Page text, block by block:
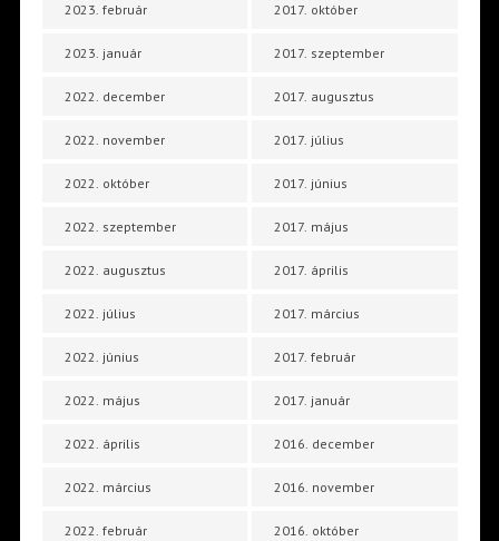
2023. február
2023. január
2022. december
2022. november
2022. október
2022. szeptember
2022. augusztus
2022. július
2022. június
2022. május
2022. április
2022. március
2022. február
2017. október
2017. szeptember
2017. augusztus
2017. július
2017. június
2017. május
2017. április
2017. március
2017. február
2017. január
2016. december
2016. november
2016. október